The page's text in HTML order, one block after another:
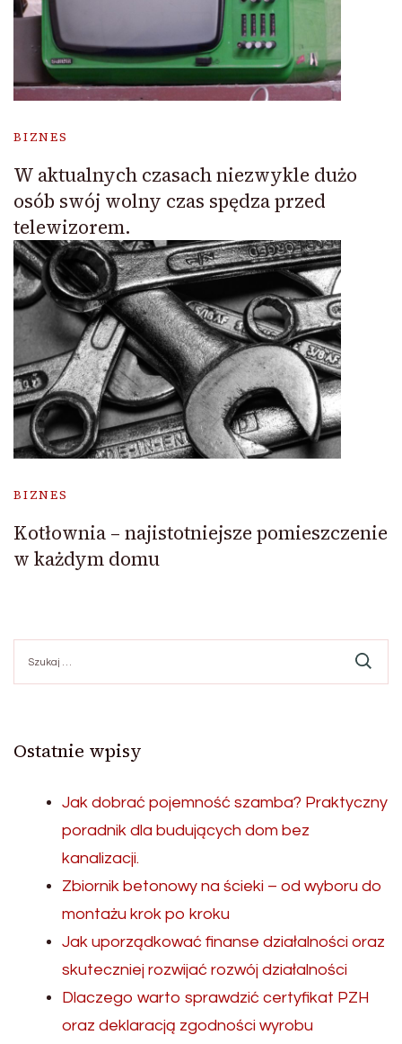
BIZNES
W aktualnych czasach niezwykle dużo
osób swój wolny czas spędza przed
telewizorem.
BIZNES
Kotłownia – najistotniejsze pomieszczenie
w każdym domu
Ostatnie wpisy
Jak dobrać pojemność szamba? Praktyczny
poradnik dla budujących dom bez
kanalizacji.
Zbiornik betonowy na ścieki – od wyboru do
montażu krok po kroku
Jak uporządkować finanse działalności oraz
skuteczniej rozwijać rozwój działalności
Dlaczego warto sprawdzić certyfikat PZH
oraz deklaracją zgodności wyrobu